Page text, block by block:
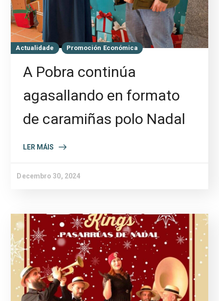
Actualidade Promoción Económica
A Pobra continúa
agasallando en formato
de caramiñas polo Nadal
LER MÁIS
Decembro 30, 2024